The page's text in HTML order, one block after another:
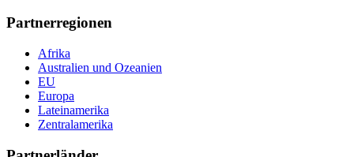
Partnerregionen
Afrika
Australien und Ozeanien
EU
Europa
Lateinamerika
Zentralamerika